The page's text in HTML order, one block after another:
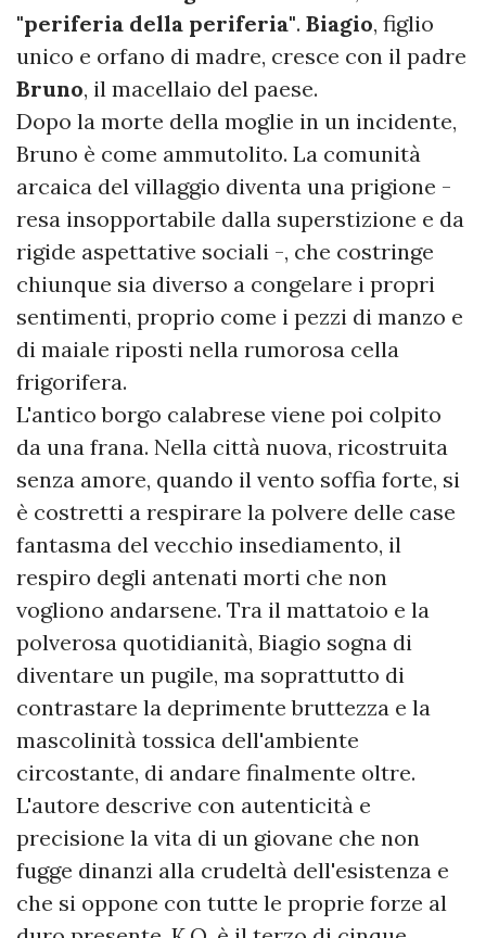
"periferia della periferia". Biagio, figlio
unico e orfano di madre, cresce con il padre
Bruno, il macellaio del paese.
Dopo la morte della moglie in un incidente,
Bruno è come ammutolito. La comunità
arcaica del villaggio diventa una prigione -
resa insopportabile dalla superstizione e da
rigide aspettative sociali -, che costringe
chiunque sia diverso a congelare i propri
sentimenti, proprio come i pezzi di manzo e
di maiale riposti nella rumorosa cella
frigorifera.
L'antico borgo calabrese viene poi colpito
da una frana. Nella città nuova, ricostruita
senza amore, quando il vento soffia forte, si
è costretti a respirare la polvere delle case
fantasma del vecchio insediamento, il
respiro degli antenati morti che non
vogliono andarsene. Tra il mattatoio e la
polverosa quotidianità, Biagio sogna di
diventare un pugile, ma soprattutto di
contrastare la deprimente bruttezza e la
mascolinità tossica dell'ambiente
circostante, di andare finalmente oltre.
L'autore descrive con autenticità e
precisione la vita di un giovane che non
fugge dinanzi alla crudeltà dell'esistenza e
che si oppone con tutte le proprie forze al